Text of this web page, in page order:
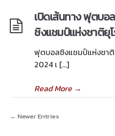
เปิดเส้นทาง ฟุตบ
ชิงแชมป์แห่งชาติยุ
ฟุตบอลชิงแชมป์แห่งชา
2024 เ […]
Read More→
← Newer Entries